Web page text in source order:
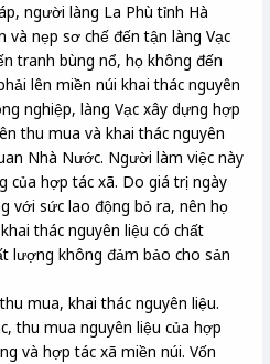
người làng La Phù tỉnh Hà
nẹp sơ chế đến tận làng Vạc
tranh bùng nổ, họ không đến
lên miền núi khai thác nguyên
nghiệp, làng Vạc xây dựng hợp
thu mua và khai thác nguyên
Nhà Nước. Người làm việc này
của hợp tác xã. Do giá trị ngày
với sức lao động bỏ ra, nên họ
thác nguyên liệu có chất
lượng không đảm bảo cho sản
mua, khai thác nguyên liệu.
thu mua nguyên liệu của hợp
và hợp tác xã miền núi. Vốn